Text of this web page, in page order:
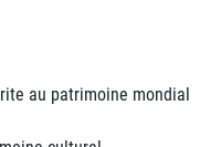
au patrimoine mondial